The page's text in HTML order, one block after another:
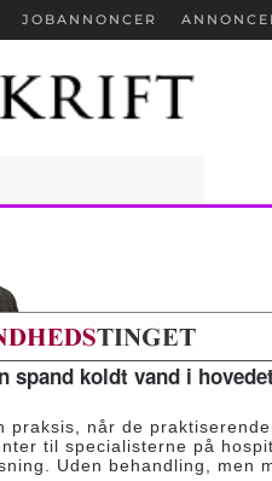
JOBANNONCER
spand koldt vand i
praksis, når de
til specialisterne på
Uden behandling, men